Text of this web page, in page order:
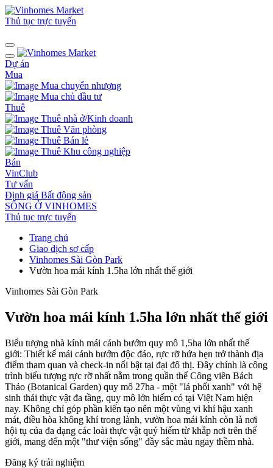
Thủ tục trực tuyến
Dự án
Mua
Mua chuyển nhượng
Mua chủ đầu tư
Thuê
Thuê nhà ở/Kinh doanh
Thuê Văn phòng
Thuê Bán lẻ
Thuê Khu công nghiệp
Bán
VinClub
Tư vấn
Định giá Bất động sản
SỐNG Ở VINHOMES
Thủ tục trực tuyến
Trang chủ
Giao dịch sơ cấp
Vinhomes Sài Gòn Park
Vườn hoa mái kính 1.5ha lớn nhất thế giới
Vinhomes Sài Gòn Park
Vườn hoa mái kính 1.5ha lớn nhất thế giới
Biểu tượng nhà kính mái cánh bướm quy mô 1,5ha lớn nhất thế
giới: Thiết kế mái cánh bướm độc đáo, rực rỡ hứa hẹn trở thành địa
điểm tham quan và check-in nổi bật tại đại đô thị. Đây chính là công
trình biểu tượng rực rỡ nhất nằm trong quần thể Công viên Bách
Thảo (Botanical Garden) quy mô 27ha - một "lá phổi xanh" với hệ
sinh thái thực vật đa tầng, quy mô lớn hiếm có tại Việt Nam hiện
nay. Không chỉ góp phần kiến tạo nên một vùng vi khí hậu xanh
mát, điều hòa không khí trong lành, vườn hoa mái kính còn là nơi
hội tụ của đa dạng các loài thực vật quý hiếm từ khắp nơi trên thế
giới, mang đến một "thư viện sống" đầy sắc màu ngay thềm nhà.
Đăng ký trải nghiệm